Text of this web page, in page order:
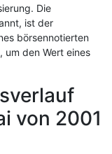
Die
ist der
börsennotierten
um den Wert eines
von 2001